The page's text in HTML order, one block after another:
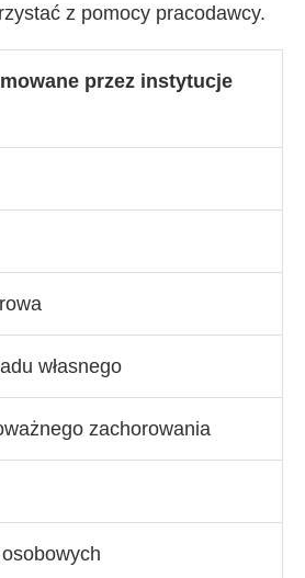
z pomocy pracodawcy.
przez instytucje
własnego
zachorowania